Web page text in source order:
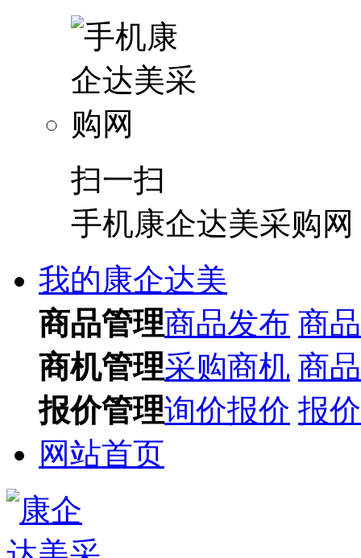
扫一扫
手机康企达美采购网
我的康企达美
商品管理商品发布 商
商机管理采购商机 商
报价管理询价报价 报
网站首页